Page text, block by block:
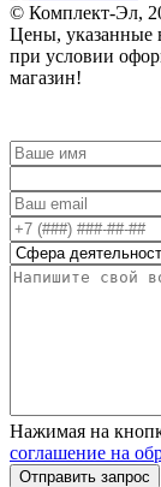
© Комплект-Эл,
Цены, указанные
при условии
магазин!
Нажимая на
соглашение на
Отправить запрос